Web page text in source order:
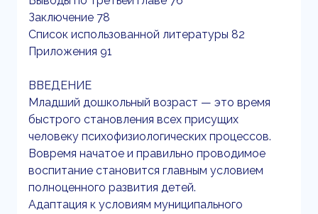
Заключение 78
Список использованной литературы 82
Приложения 91
ВВЕДЕНИЕ
Младший дошкольный возраст — это время
быстрого становления всех присущих
человеку психофизиологических процессов.
Вовремя начатое и правильно проводимое
воспитание становится главным условием
полноценного развития детей.
Адаптация к условиям муниципального